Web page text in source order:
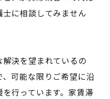
に相談してみません
決を望まれているの
可能な限りご希望に沿
行っています。家賃滞